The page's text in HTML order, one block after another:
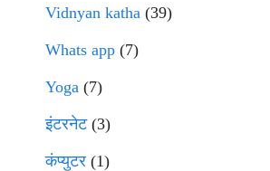
Vidnyan katha (39)
Whats app (7)
Yoga (7)
इंटरनेट(3)
कंप्युटर (1)